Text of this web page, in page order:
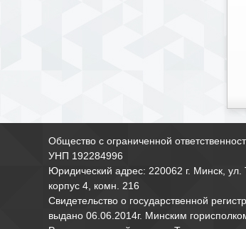
Общество с ограниченной
УНП 192284996
Юридический адрес: 220062 г. Минск, ул.
корпус 4, комн. 216
Свидетельство о государственной
выдано 06.06.2014г. Минским